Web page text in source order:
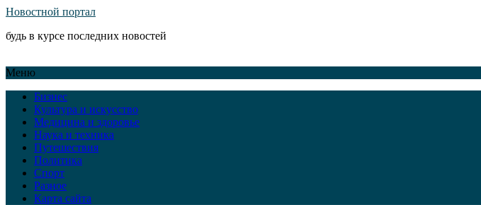
Новостной портал
будь в курсе последних новостей
Меню
Бизнес
Культура и искусство
Медицина и здоровье
Наука и техника
Путешествия
Политика
Спорт
Разное
Карта сайта